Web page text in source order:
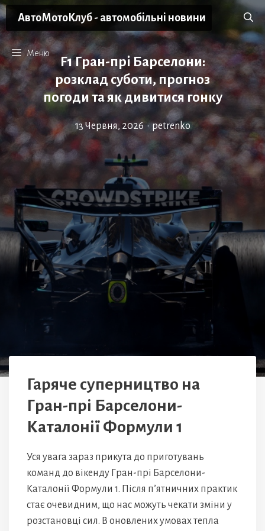
Перейти
до
вмісту
АвтоМотоКлуб - автомобільні новини
Меню
F1 Гран-прі Барселони:
розклад суботи, прогноз
погоди та як дивитися гонку
13 Червня, 2026 • petrenko
Гаряче суперництво на
Гран-прі Барселони-
Каталонії Формули 1
Уся увага зараз прикута до приготувань
команд до вікенду Гран-прі Барселони-
Каталонії Формули 1. Після п’ятничних практик
стає очевидним, що нас можуть чекати зміни у
розстановці сил. В оновлених умовах тепла